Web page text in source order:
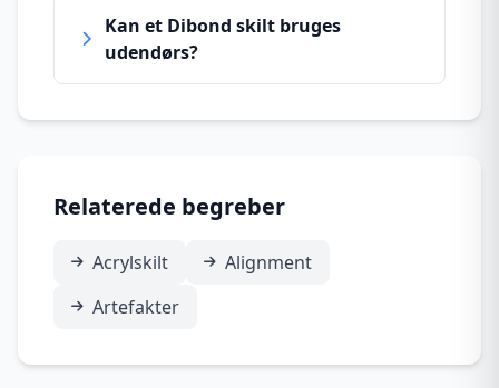
Kan et Dibond skilt bruges
udendørs?
Relaterede begreber
Acrylskilt
Alignment
Artefakter